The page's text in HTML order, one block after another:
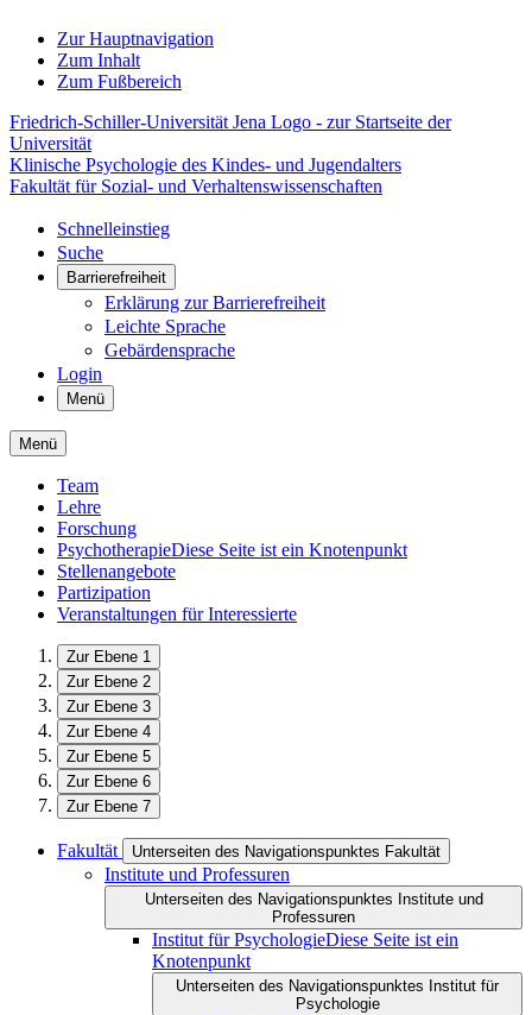
Zur Hauptnavigation
Zum Inhalt
Zum Fußbereich
Friedrich-Schiller-Universität Jena Logo - zur Startseite der
Universität
Klinische Psychologie des Kindes- und Jugendalters
Fakultät für Sozial- und Verhaltenswissenschaften
Schnelleinstieg
Suche
Barrierefreiheit
Erklärung zur Barrierefreiheit
Leichte Sprache
Gebärdensprache
Login
Menü
Menü
Team
Lehre
Forschung
PsychotherapieDiese Seite ist ein Knotenpunkt
Stellenangebote
Partizipation
Veranstaltungen für Interessierte
Zur Ebene 1
Zur Ebene 2
Zur Ebene 3
Zur Ebene 4
Zur Ebene 5
Zur Ebene 6
Zur Ebene 7
Fakultät Unterseiten des Navigationspunktes Fakultät
Institute und Professuren
Unterseiten des Navigationspunktes Institute und
Professuren
Institut für PsychologieDiese Seite ist ein
Knotenpunkt
Unterseiten des Navigationspunktes Institut für
Psychologie